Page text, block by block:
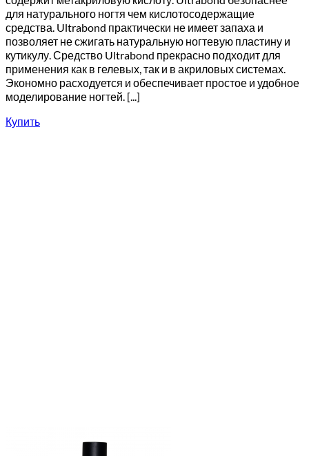
для натурального ногтя чем кислотосодержащие
средства. Ultrabond практически не имеет запаха и
позволяет не сжигать натуральную ногтевую пластину и
кутикулу. Средство Ultrabond прекрасно подходит для
применения как в гелевых, так и в акриловых системах.
Экономно расходуется и обеспечивает простое и удобное
моделирование ногтей. [...]
Купить